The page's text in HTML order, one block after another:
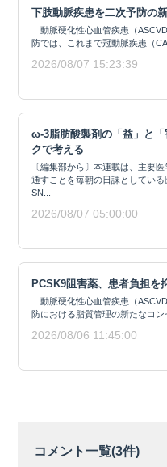
下肢動脈疾患を二次予防の
動脈硬化性心血管疾患（
防では、これまで冠動脈疾患（
2026/08/07 15:23:39
ω-3脂肪酸製剤の「益」と「
クで考える
〔編集部から〕本連載は、主要
通すことを毎朝の日課としている
SN...
2026/08/07 05:00:00
PCSK9阻害薬、患者負担を
動脈硬化性心血管疾患（
防における脂質管理の新たなコン
2026/08/06 11:45:00
コメント一覧(3件)